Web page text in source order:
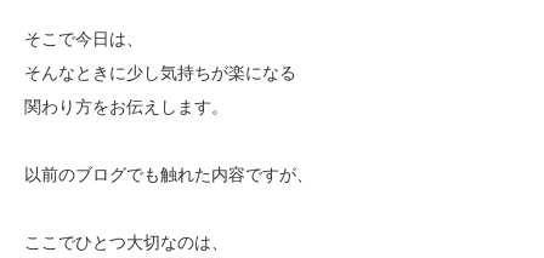
そこで今日は、
そんなときに少し気持ちが楽になる
関わり方をお伝えします。
以前のブログでも触れた内容ですが、
ここでひとつ大切なのは、